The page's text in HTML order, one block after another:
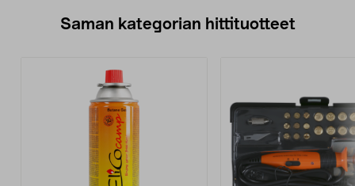
Saman kategorian hittituotteet